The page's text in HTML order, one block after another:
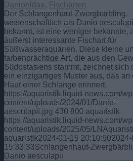
Danionidae, Fischarten
Der Schlangenhaut-Zwergbärbling,
wissenschaftlich als Danio
bekannt, ist eine weniger bekannte,
äußerst interessante Fischart für
Süßwasseraquarien. Diese kleine
farbenprächtige Art, die aus den
Südostasiens stammt, zeichnet sich
ein einzigartiges Muster aus, das an
Haut einer Schlange erinnert.
https://aquaristik.liquid-news.com/
content/uploads/2024/01/Danio-
aesculapii.jpg 430 800 aquaristik
https://aquaristik.liquid-news.com/
content/uploads/2025/05/
aquaristik2024-01-15 20:10:50
15:33:33Schlangenhaut-
Danio aesculapii